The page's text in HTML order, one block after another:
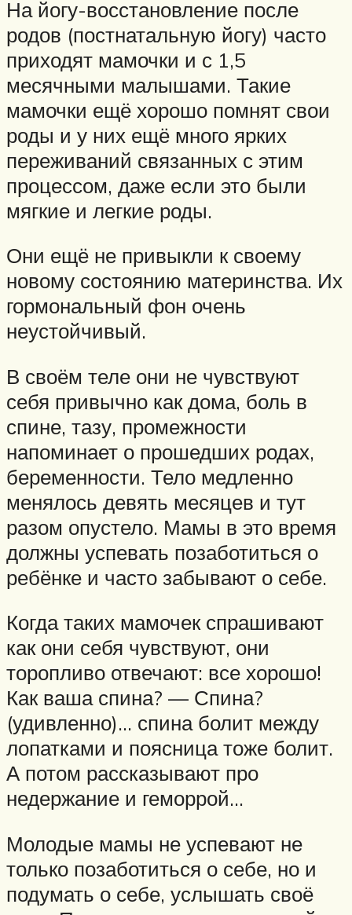
На йогу-восстановление после
родов (постнатальную йогу) часто
приходят мамочки и с 1,5
месячными малышами. Такие
мамочки ещё хорошо помнят свои
роды и у них ещё много ярких
переживаний связанных с этим
процессом, даже если это были
мягкие и легкие роды.
Они ещё не привыкли к своему
новому состоянию материнства. Их
гормональный фон очень
неустойчивый.
В своём теле они не чувствуют
себя привычно как дома, боль в
спине, тазу, промежности
напоминает о прошедших родах,
беременности. Тело медленно
менялось девять месяцев и тут
разом опустело. Мамы в это время
должны успевать позаботиться о
ребёнке и часто забывают о себе.
Когда таких мамочек спрашивают
как они себя чувствуют, они
торопливо отвечают: все хорошо!
Как ваша спина? — Спина?
(удивленно)… спина болит между
лопатками и поясница тоже болит.
А потом рассказывают про
недержание и геморрой…
Молодые мамы не успевают не
только позаботиться о себе, но и
подумать о себе, услышать своё